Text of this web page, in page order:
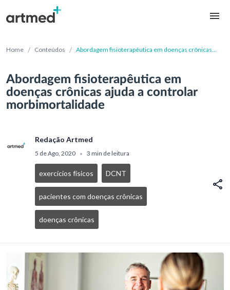
Home / Conteúdos / Abordagem fisioterapêutica em doenças crônicas
Abordagem fisioterapêutica em
doenças crônicas ajuda a controlar
morbimortalidade
Redação Artmed
5 de Ago, 2020 • 3 min de leitura
exercícios físicos DCNT
pacientes com doenças crônicas
doenças crônicas